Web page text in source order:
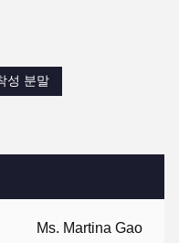
Ms. Martina Gao
성 분말